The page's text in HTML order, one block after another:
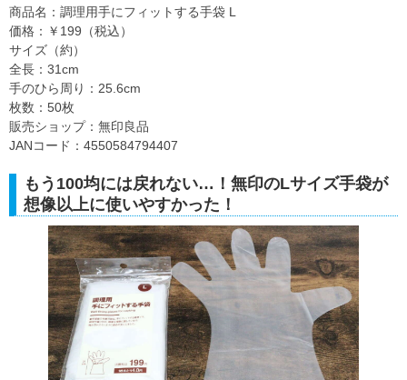
商品名：調理用手にフィットする手袋 L
価格：￥199（税込）
サイズ（約）
全長：31cm
手のひら周り：25.6cm
枚数：50枚
販売ショップ：無印良品
JANコード：4550584794407
もう100均には戻れない…！無印のLサイズ手袋が
想像以上に使いやすかった！